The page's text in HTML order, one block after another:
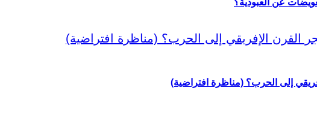
عن العبودية؟
إلى الحرب؟ (مناظرة افتراضية)